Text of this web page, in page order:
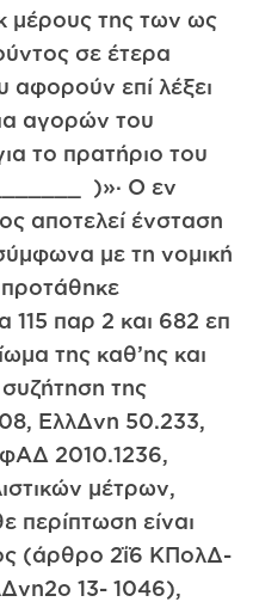
μέρους της των ως
σε έτερα
αφορούν επί λέξει
αγορών του
το πρατήριο του
)»· Ο εν
αποτελεί ένσταση
με τη νομική
παρ 2 και 682 επ
της καθ’ης και
της
ΕλλΔνη 50.233,
2010.1236,
μέτρων,
περίπτωση είναι
(άρθρο 2ΐ6 ΚΠολΔ-
13- 1046),